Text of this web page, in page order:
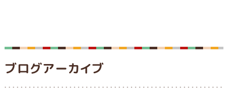
ブログアーカイブ